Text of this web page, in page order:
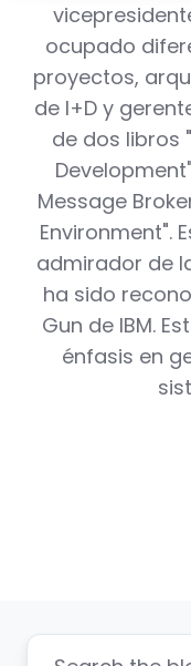
ocupado
proyectos,
de I+D y
de dos libros
Message
Environment".
admirador de
ha sido
Gun de IBM.
énfasis en